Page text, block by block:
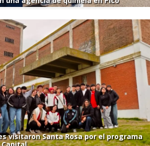
visitaron Santa Rosa por el programa